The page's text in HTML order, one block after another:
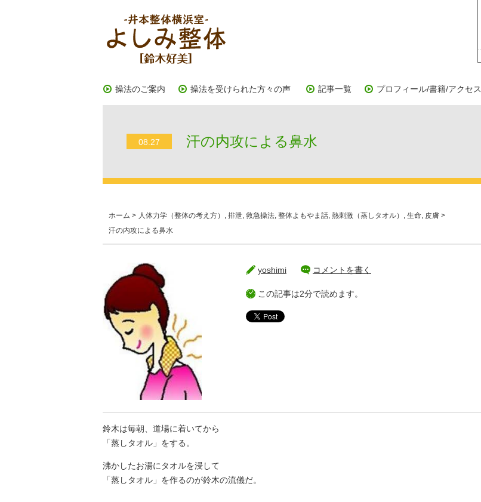
操法のご案内 操法を受けられた方々の声 記事一覧 プロフィール/書籍/アクセス
08.27 汗の内攻による鼻水
ホーム > 人体力学（整体の考え方） , 排泄, 救急操法, 整体よもやま話, 熱刺激（蒸しタオル） , 生命, 皮膚 >
汗の内攻による鼻水
yoshimi コメントを書く
この記事は2分で読めます。
鈴木は毎朝、道場に着いてから
「蒸しタオル」をする。
沸かしたお湯にタオルを浸して
「蒸しタオル」を作るのが鈴木の流儀だ。